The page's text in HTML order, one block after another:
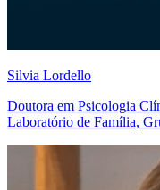
Silvia Lordello
Doutora em Psicologia
Laboratório de Família,